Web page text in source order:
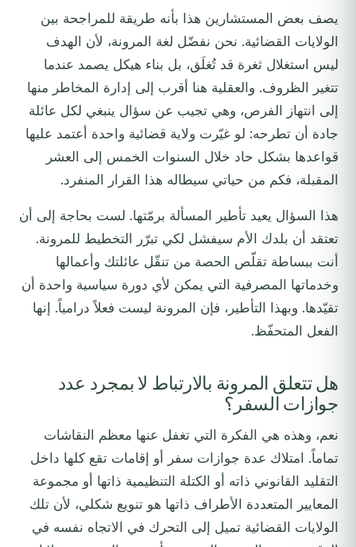
يصف بعض المستشارين هذا بأنه طريقة للمراجحة بين
الولايات القضائية. نحن نفضّل لغة المرونة، لأن الهدف
ليس استغلال ثغرة قد تُغلَق، بل بناء هيكل يصمد عندما
تتغير الظروف. والعقلية هنا أقرب إلى إدارة المخاطر منها
إلى انتهاز الفرص، وهي تجيب عن سؤال ينبغي لكل عائلة
جادة أن تطرحه: لو غيّرت ولاية قضائية واحدة أعتمد عليها
قواعدها بشكل حاد خلال السنوات الخمس إلى العشر
المقبلة، فكم من حياتي سيطاله هذا القرار المنفرد.
هذا السؤال يعيد تأطير المسألة برمّتها. لست بحاجة إلى أن
تعتقد أن بلدك الأم سيفشل لكي تبرّر التخطيط للمرونة.
أنت ببساطة تقلّص الحصة من تنقّل عائلتك وأعمالها
وخدماتها المصرفية التي يمكن لأي دورة سياسية واحدة أن
تقيّدها. وبهذا التأطير، فإن المرونة ليست فعلاً درامياً. إنها
الفعل المتحفّظ.
هل تتعلق المرونة بالارتباط لا بمجرد عدد
جوازات السفر؟
نعم، وهذه هي الفكرة التي تغفل عنها معظم النقاشات
تماماً. امتلاك عدة جوازات سفر أو إقامات تقع كلها داخل
التقليد القانوني ذاته أو الكتلة التنظيمية ذاتها أو مجموعة
المعايير المتعددة الأطراف ذاتها هو تنويع شكلي، لأن تلك
الولايات القضائية تميل إلى التحرك في الاتجاه نفسه في